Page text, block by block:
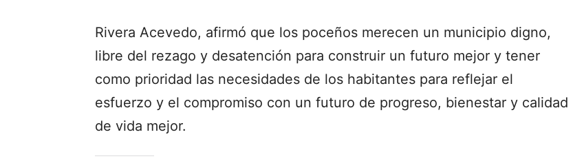
Rivera Acevedo, afirmó que los poceños merecen un municipio digno,
libre del rezago y desatención para construir un futuro mejor y tener
como prioridad las necesidades de los habitantes para reflejar el
esfuerzo y el compromiso con un futuro de progreso, bienestar y calidad
de vida mejor.